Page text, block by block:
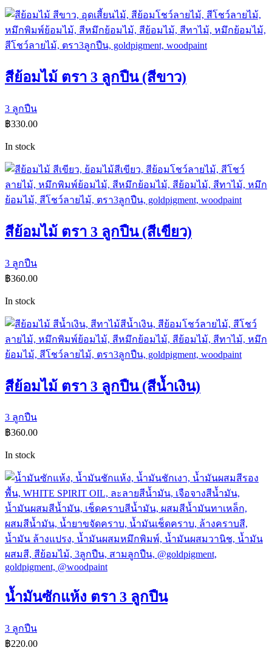
สีย้อมไม้ ตรา 3 ลูกปืน (สีขาว)
3 ลูกปืน
฿330.00
In stock
สีย้อมไม้ ตรา 3 ลูกปืน (สีเขียว)
3 ลูกปืน
฿360.00
In stock
สีย้อมไม้ ตรา 3 ลูกปืน (สีน้ำเงิน)
3 ลูกปืน
฿360.00
In stock
น้ำมันซักแห้ง ตรา 3 ลูกปืน
3 ลูกปืน
฿220.00